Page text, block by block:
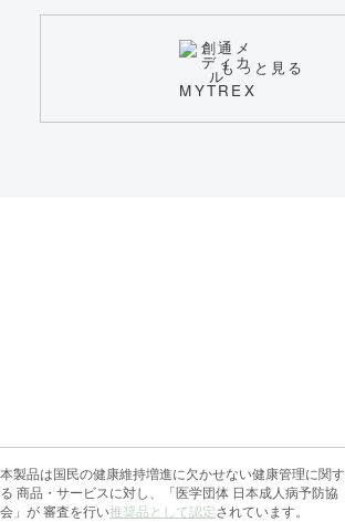
もっと見る
本製品は国民の健康維持増進に欠かせない健康管理に関す
る 商品・サービスに対し、「医学団体 日本成人病予防協
会」が審査を行い推奨品として認定されています。